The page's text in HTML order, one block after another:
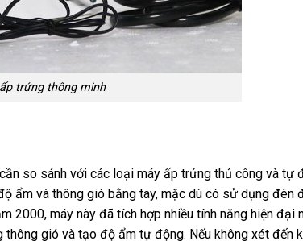
trứng thông minh
cần so sánh với các loại máy ấp trứng thủ công và tự
ẩm và thông gió bằng tay, mặc dù có sử dụng đèn
2000, máy này đã tích hợp nhiều tính năng hiện đại
gió và tạo độ ẩm tự động. Nếu không xét đến